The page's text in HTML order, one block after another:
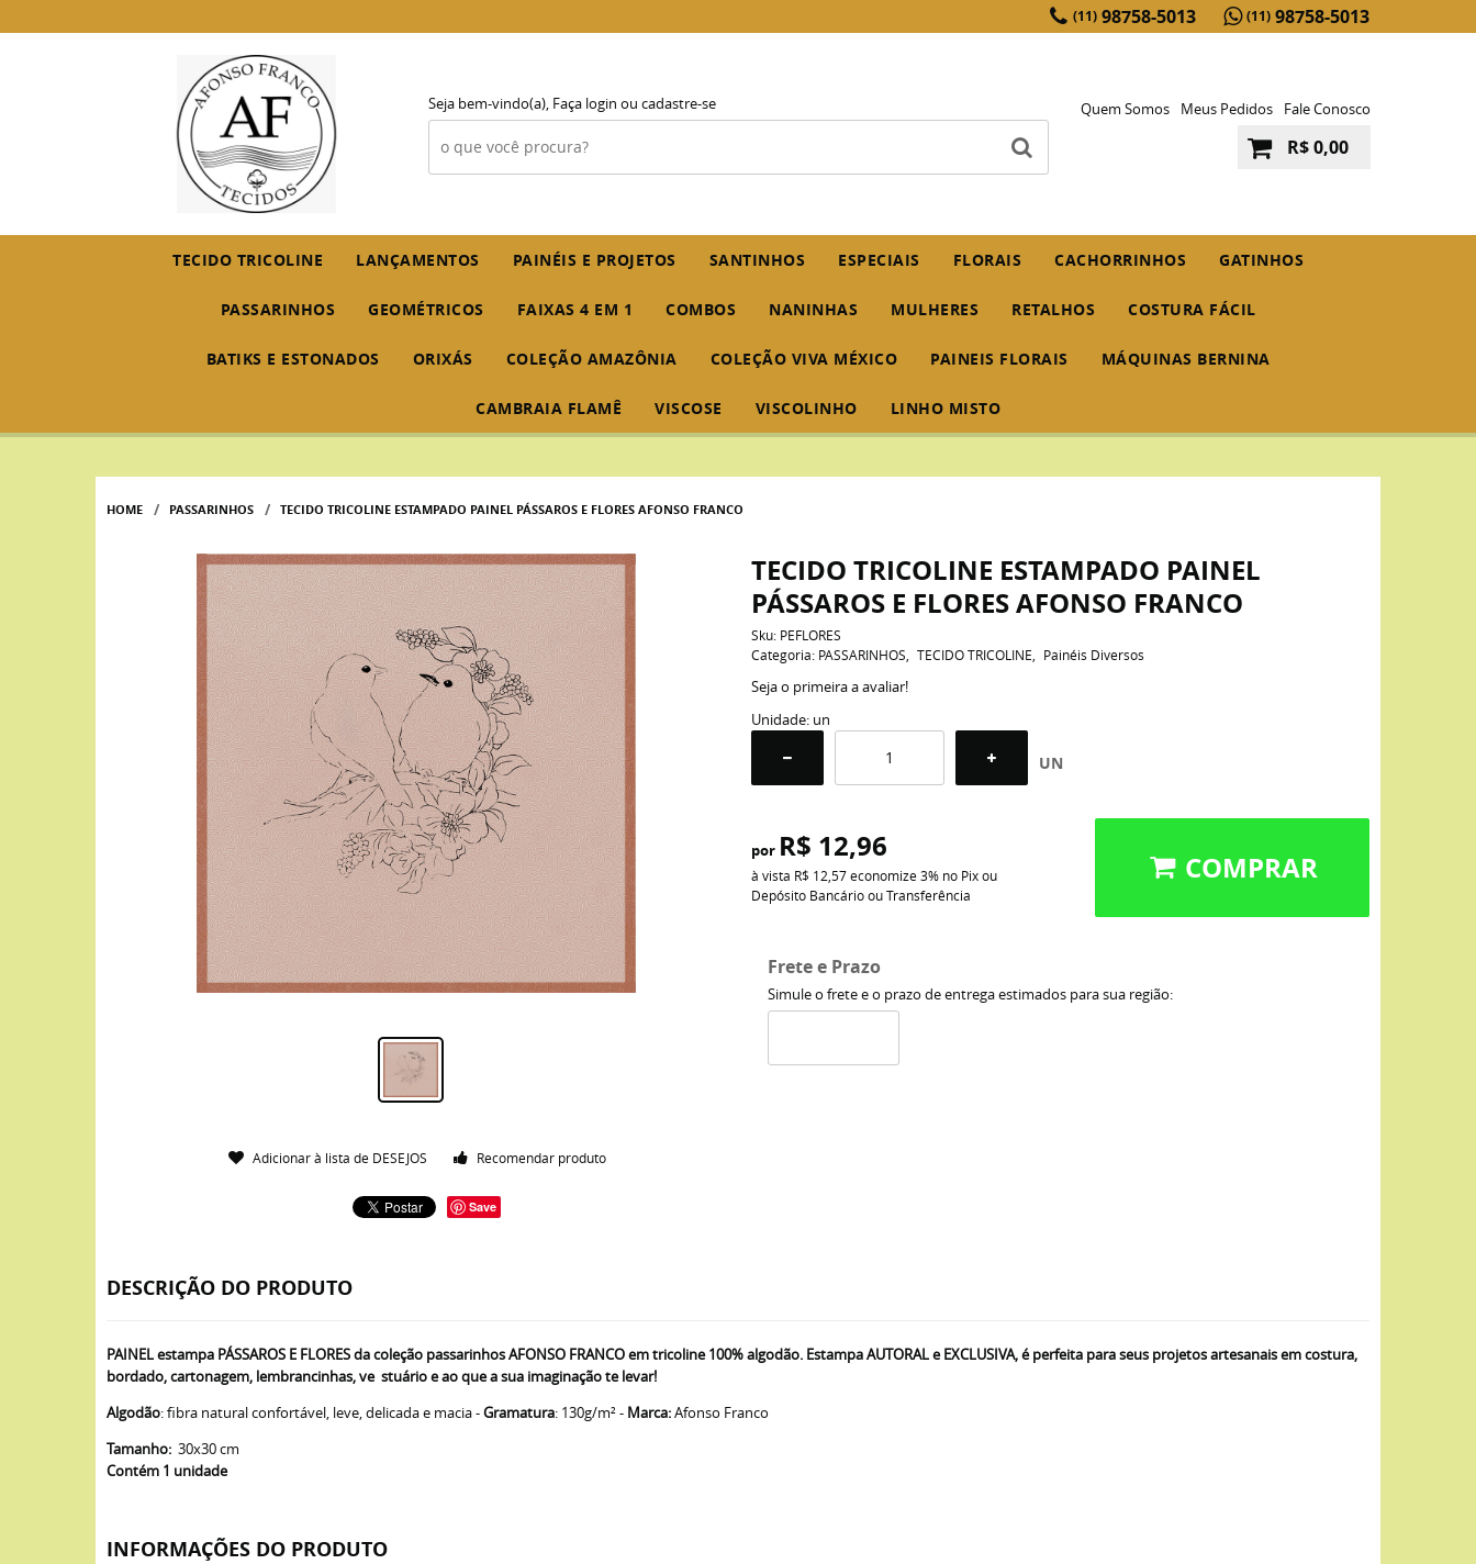
(11) 98758-5013 (11) 98758-5013
Seja bem-vindo(a), Faça login ou cadastre-se Quem Somos Meus Pedidos Fale Conosco
R$ 0,00
TECIDO TRICOLINE LANÇAMENTOS PAINÉIS E PROJETOS SANTINHOS ESPECIAIS FLORAIS CACHORRINHOS GATINHOS
PASSARINHOS GEOMÉTRICOS FAIXAS 4 EM 1 COMBOS NANINHAS MULHERES RETALHOS COSTURA FÁCIL
BATIKS E ESTONADOS ORIXÁS COLEÇÃO AMAZÔNIA COLEÇÃO VIVA MÉXICO PAINEIS FLORAIS MÁQUINAS BERNINA
CAMBRAIA FLAMÊ VISCOSE VISCOLINHO LINHO MISTO
HOME PASSARINHOS TECIDO TRICOLINE ESTAMPADO PAINEL PÁSSAROS E FLORES AFONSO FRANCO
Adicionar à lista de DESEJOS Recomendar produto
Save
TECIDO TRICOLINE ESTAMPADO PAINEL
PÁSSAROS E FLORES AFONSO FRANCO
Sku: PEFLORES
Categoria: PASSARINHOS TECIDO TRICOLINE Painéis Diversos
Seja o primeira a avaliar!
Unidade: un
UN
por R$ 12,96
à vista R$ 12,57economize3% no Pix ou
Depósito Bancário ou Transferência
COMPRAR
Frete e Prazo
Simule o frete e o prazo de entrega estimados para sua região:
DESCRIÇÃO DO PRODUTO
PAINEL estampa PÁSSAROS E FLORES da coleção passarinhos AFONSO FRANCO em tricoline 100% algodão. Estampa AUTORAL e EXCLUSIVA, é perfeita para seus projetos artesanais em costura,
bordado, cartonagem, lembrancinhas, ve stuário e ao que a sua imaginação te levar!
Algodão: fibra natural confortável, leve, delicada e macia -Gramatura: 130g/m² - Marca:Afonso Franco
Tamanho: 30x30 cm
Contém 1 unidade
INFORMAÇÕES DO PRODUTO